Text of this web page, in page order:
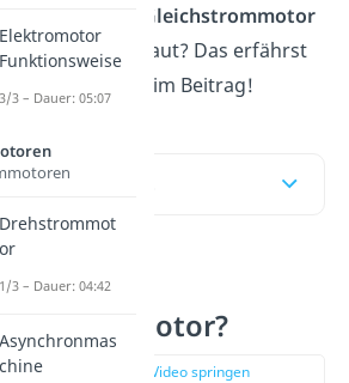
Gleichstrommotor
wie ist er aufgebaut? Das erfährst
und hier im Beitrag!
Inhaltsübersicht
ist ein
zur Stelle im Video springen
Elektromotor
Funktionsweise
3/3 – Dauer: 05:07
Drehstrommot
or
1/3 – Dauer: 04:42
Asynchronmas
chine